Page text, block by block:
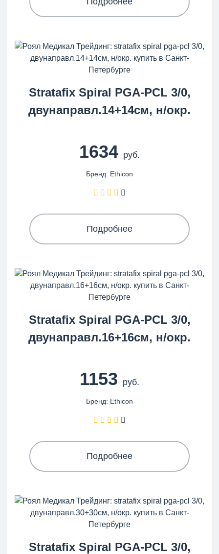
Stratafix Spiral PGA-PCL 3/0,
двунаправл.14+14см, н/окр.
1634 руб.
Бренд: Ethicon
Подробнее
Stratafix Spiral PGA-PCL 3/0,
двунаправл.16+16см, н/окр.
1153 руб.
Бренд: Ethicon
Подробнее
Stratafix Spiral PGA-PCL 3/0,